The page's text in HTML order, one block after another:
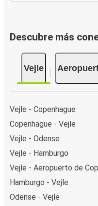
Descubre más
Vejle
Vejle - Copenhague
Copenhague - Vejle
Vejle - Odense
Vejle - Hamburgo
Vejle - Aeropuerto de
Hamburgo - Vejle
Odense - Vejle